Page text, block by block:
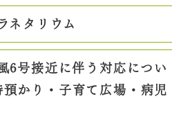
ネタリウム
6号接近に伴う対応につい
預かり・子育て広場・病児